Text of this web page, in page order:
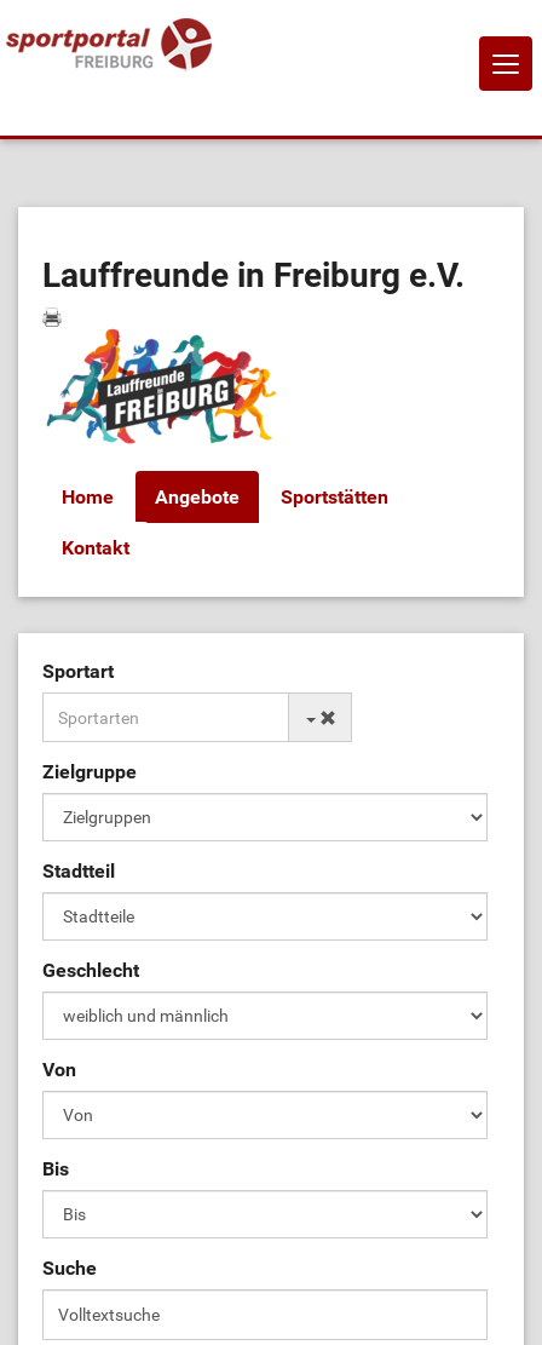
Sportanbietende
Sportstätten
Lauffreunde in Freiburg e.V.
Home Angebote Sportstätten
Kontakt
Sportart
Zielgruppe
Stadtteil
Geschlecht
Von
Bis
Suche